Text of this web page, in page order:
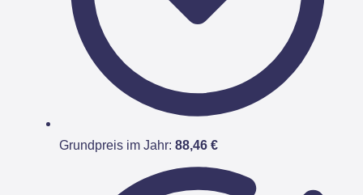
Grundpreis im Jahr: 88,46 €